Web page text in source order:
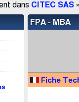
dans CITEC SAS »
FPA - MBA
Fiche